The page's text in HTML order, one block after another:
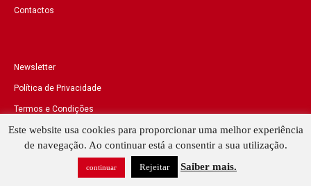
Contactos
Newsletter
Política de Privacidade
Termos e Condições
© 2018 GESTLEGAL | All rights reserved
Este website usa cookies para proporcionar uma melhor experiência
de navegação. Ao continuar está a consentir a sua utilização.
continuar Rejeitar Saiber mais.